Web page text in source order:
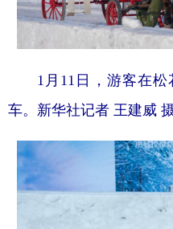
1月11日，游客在松
车。新华社记者 王建威